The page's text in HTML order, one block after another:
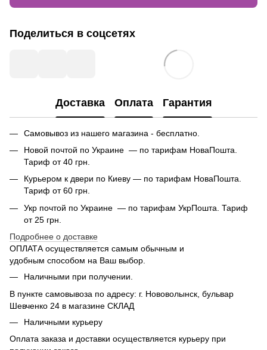
Поделиться в соцсетях
Доставка Оплата Гарантия
Самовывоз из нашего магазина - бесплатно.
Новой почтой по Украине — по тарифам НоваПошта.
Тариф от 40 грн.
Курьером к двери по Киеву — по тарифам НоваПошта.
Тариф от 60 грн.
Укр почтой по Украине — по тарифам УкрПошта. Тариф
от 25 грн.
Подробнее о доставке
ОПЛАТА осуществляется самым обычным и
удобным способом на Ваш выбор.
Наличными при получении.
В пункте самовывоза по адресу: г. Нововолынск, бульвар
Шевченко 24 в магазине СКЛАД
Наличными курьеру
Оплата заказа и доставки осуществляется курьеру при